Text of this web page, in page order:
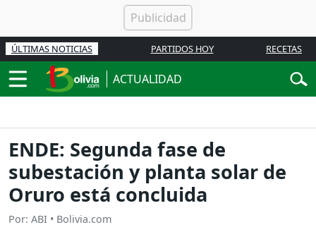
ÚLTIMAS NOTICIAS PARTIDOS HOY RECETAS
ACTUALIDAD
ENDE: Segunda fase de
subestación y planta solar de
Oruro está concluida
Por: ABI • Bolivia.com